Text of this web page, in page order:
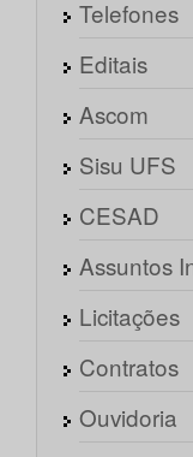
Telefones
Editais
Ascom
Sisu UFS
CESAD
Assuntos
Licitações
Contratos
Ouvidoria